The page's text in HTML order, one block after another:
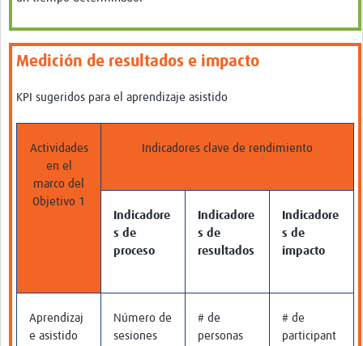
Medición de resultados e impacto
KPI sugeridos para el aprendizaje asistido
Actividades
en el
marco del
Objetivo 1
Indicadores clave de rendimiento
Indicadore
s de
proceso
Indicadore
s de
resultados
Indicadore
s de
impacto
Aprendizaj
e asistido
Número de
sesiones
# de
personas
# de
participant